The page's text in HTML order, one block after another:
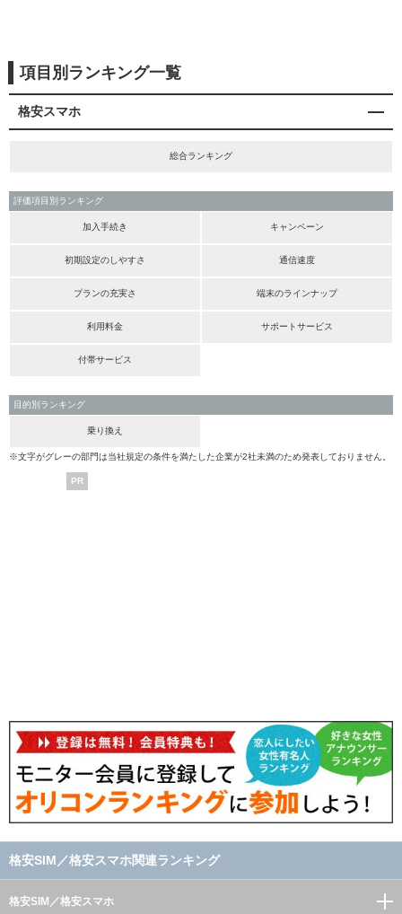
項目別ランキング一覧
格安スマホ
総合ランキング
評価項目別ランキング
加入手続き キャンペーン
初期設定のしやすさ 通信速度
プランの充実さ 端末のラインナップ
利用料金 サポートサービス
付帯サービス
目的別ランキング
乗り換え
※文字がグレーの部門は当社規定の条件を満たした企業が2社未満のため発表しておりません。
PR
格安SIM／格安スマホ関連ランキング
格安SIM／格安スマホ